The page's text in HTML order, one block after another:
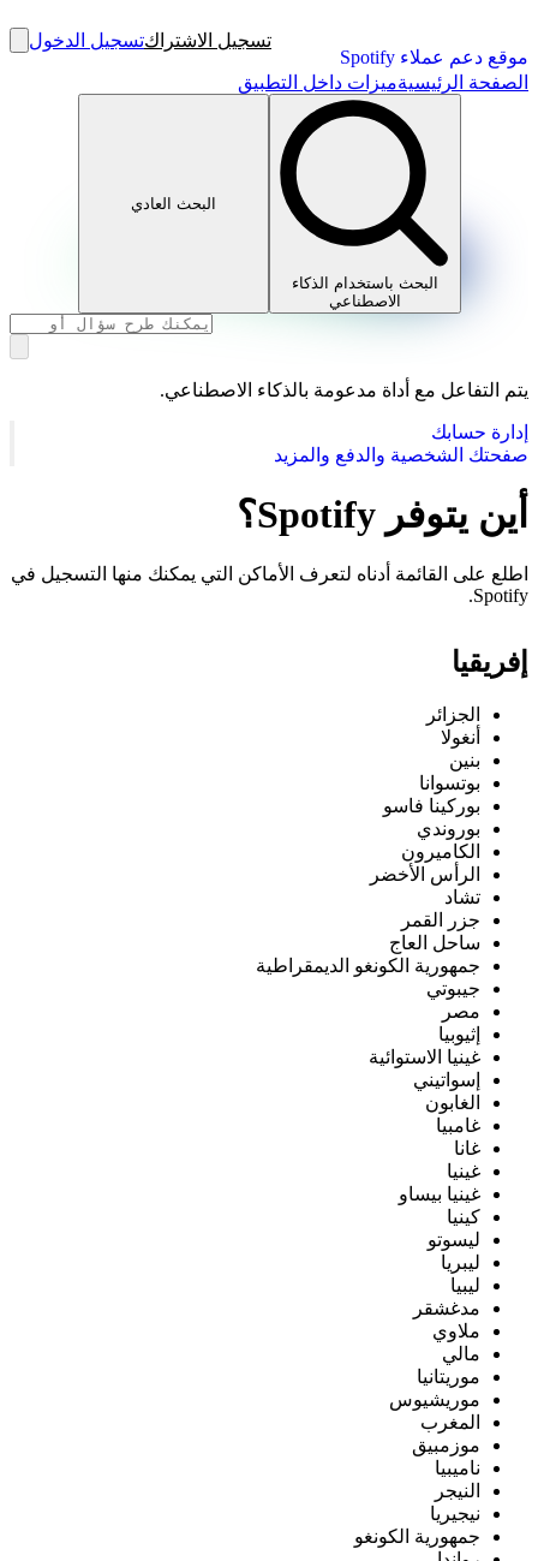
موقع دعم عملاء Spotify
تسجيل الاشتراكتسجيل الدخول
الصفحة الرئيسيةميزات داخل التطبيق
البحث باستخدام الذكاء
الاصطناعي
البحث العادي
يتم التفاعل مع أداة مدعومة بالذكاء الاصطناعي.
إدارة حسابك
صفحتك الشخصية والدفع والمزيد
أين يتوفر Spotify؟
اطلع على القائمة أدناه لتعرف الأماكن التي يمكنك منها التسجيل في
Spotify.
إفريقيا
الجزائر
أنغولا
بنين
بوتسوانا
بوركينا فاسو
بوروندي
الكاميرون
الرأس الأخضر
تشاد
جزر القمر
ساحل العاج
جمهورية الكونغو الديمقراطية
جيبوتي
مصر
إثيوبيا
غينيا الاستوائية
إسواتيني
الغابون
غامبيا
غانا
غينيا
غينيا بيساو
كينيا
ليسوتو
ليبريا
ليبيا
مدغشقر
ملاوي
مالي
موريتانيا
موريشيوس
المغرب
موزمبيق
ناميبيا
النيجر
نيجيريا
جمهورية الكونغو